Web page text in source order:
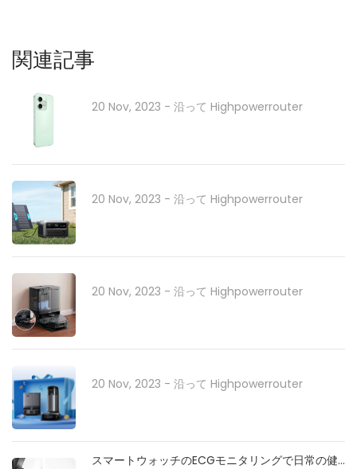
関連記事
20 Nov, 2023 - 沿って Highpowerrouter
20 Nov, 2023 - 沿って Highpowerrouter
20 Nov, 2023 - 沿って Highpowerrouter
20 Nov, 2023 - 沿って Highpowerrouter
スマートウォッチのECGモニタリングで日常の健